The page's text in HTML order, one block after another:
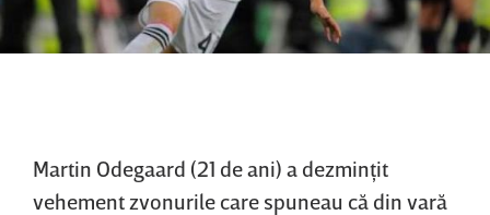
Martin Odegaard (21 de ani) a dezminţit
vehement zvonurile care spuneau că din vară